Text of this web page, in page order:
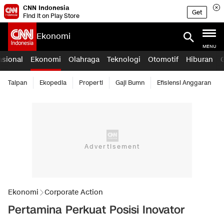
CNN Indonesia
Find it on Play Store
Get
Ekonomi
MENU
Ekonomi Olahraga Teknologi Otomotif Hiburan
Taipan Ekopedia Properti Gaji Bumn Efisiensi Anggaran
Ekonomi Corporate Action
Pertamina Perkuat Posisi Inovator